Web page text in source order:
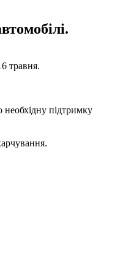
травня.
підтримку